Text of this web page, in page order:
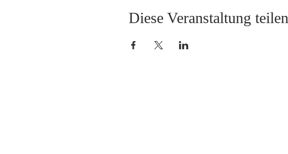
Diese Veranstaltung teilen